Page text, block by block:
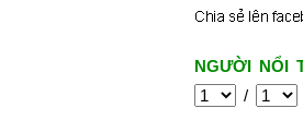
NGƯỜI NỔI
/